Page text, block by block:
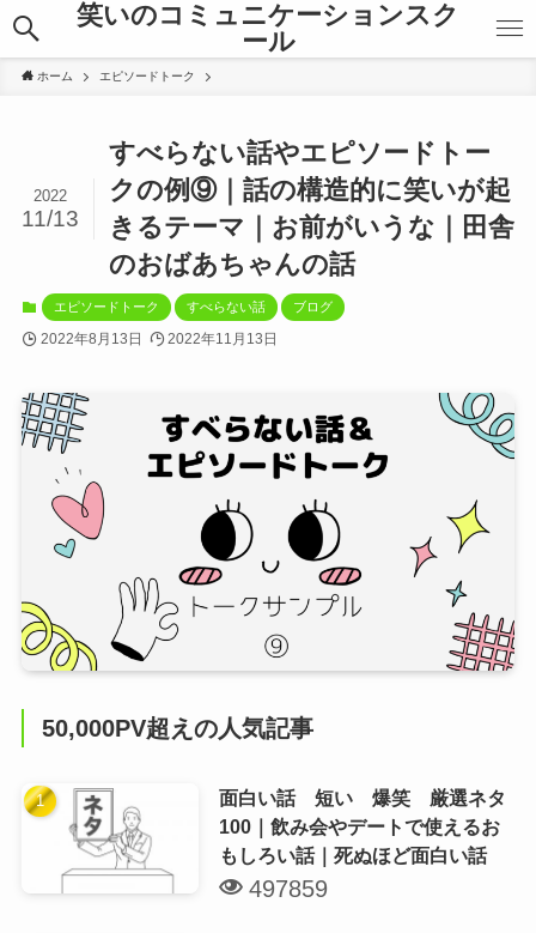
笑いのコミュニケーションスク
ール
ホーム エピソードトーク
すべらない話やエピソードトー
クの例⑨｜話の構造的に笑いが起
きるテーマ｜お前がいうな｜田舎
のおばあちゃんの話
2022
11/13
エピソードトーク すべらない話 ブログ
2022年8月13日 2022年11月13日
50,000PV超えの人気記事
面白い話 短い 爆笑 厳選ネタ
100｜飲み会やデートで使えるお
もしろい話｜死ぬほど面白い話
497859